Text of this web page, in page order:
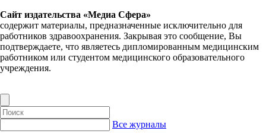
Сайт издательства «Медиа Сфера»
содержит материалы, предназначенные исключительно для
работников здравоохранения. Закрывая это сообщение, Вы
подтверждаете, что являетесь дипломированным медицинским
работником или студентом медицинского образовательного
учреждения.
Все журналы